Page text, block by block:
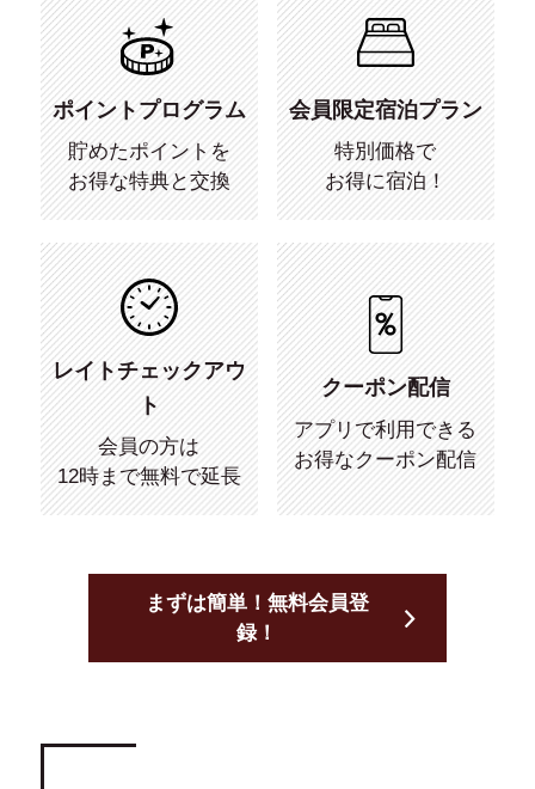
ポイントプログラム
貯めたポイントを
お得な特典と交換
会員限定宿泊プラン
特別価格で
お得に宿泊！
レイトチェックアウ
ト
会員の方は
12時まで無料で延長
クーポン配信
アプリで利用できる
お得なクーポン配信
まずは簡単！無料会員登
録！
オンラインストア